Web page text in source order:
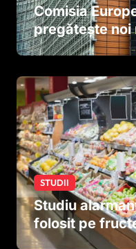
Comisia
pregătește noi
tutun și
STUDII
Studiu
folosit pe
ar putea